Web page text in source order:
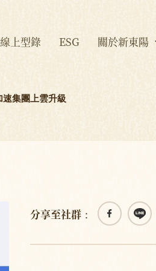
線上型錄 ESG 關於新東陽
速集團上雲升級
分享至社群：